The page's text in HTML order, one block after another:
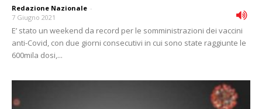
Redazione Nazionale -
7 Giugno 2021
E’ stato un weekend da record per le somministrazioni dei vaccini
anti-Covid, con due giorni consecutivi in cui sono state raggiunte le
600mila dosi,...